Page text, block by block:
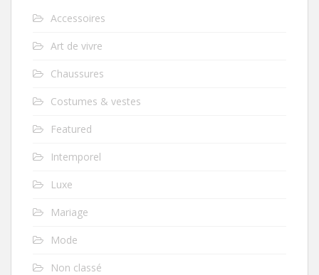
Accessoires
Art de vivre
Chaussures
Costumes & vestes
Featured
Intemporel
Luxe
Mariage
Mode
Non classé